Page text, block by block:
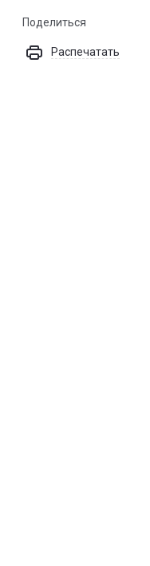
Поделиться
Распечатать